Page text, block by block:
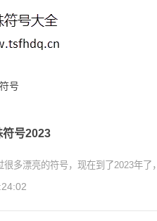
号
符号2023
很多漂亮的符号，现在到了2023年了